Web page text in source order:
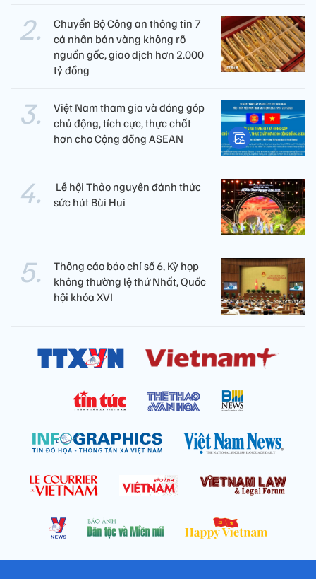
Chuyển Bộ Công an thông tin 7
cá nhân bán vàng không rõ
nguồn gốc, giao dịch hơn 2.000
tỷ đồng
Việt Nam tham gia và đóng góp
chủ động, tích cực, thực chất
hơn cho Cộng đồng ASEAN
​ Lễ hội Thảo nguyên đánh thức
sức hút Bùi Hui
Thông cáo báo chí số 6, Kỳ họp
không thường lệ thứ Nhất, Quốc
hội khóa XVI